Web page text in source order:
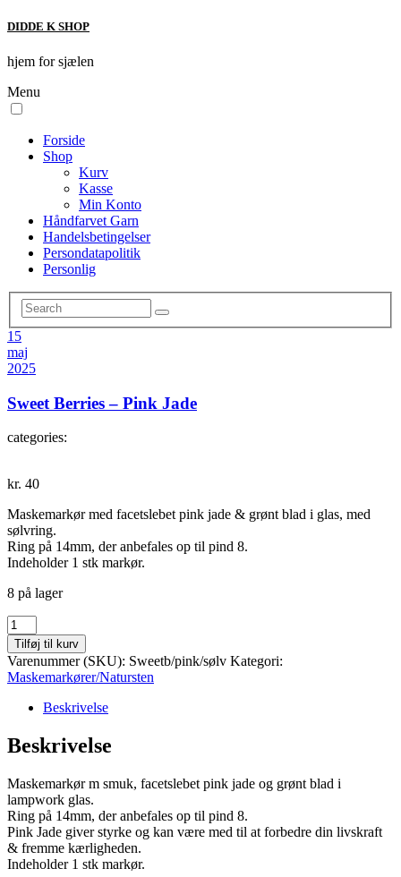
DIDDE K SHOP
hjem for sjælen
Menu
Forside
Shop
Kurv
Kasse
Min Konto
Håndfarvet Garn
Handelsbetingelser
Persondatapolitik
Personlig
15
maj
2025
Sweet Berries – Pink Jade
categories:
kr. 40
Maskemarkør med facetslebet pink jade & grønt blad i glas, med
sølvring.
Ring på 14mm, der anbefales op til pind 8.
Indeholder 1 stk markør.
8 på lager
Sweet
Berries
-
Pink
Jade
antal
Tilføj til kurv
Varenummer (SKU): Sweetb/pink/sølv Kategori:
Maskemarkører/Natursten
Beskrivelse
Beskrivelse
Maskemarkør m smuk, facetslebet pink jade og grønt blad i
lampwork glas.
Ring på 14mm, der anbefales op til pind 8.
Pink Jade giver styrke og kan være med til at forbedre din livskraft
& fremme kærligheden.
Indeholder 1 stk markør.